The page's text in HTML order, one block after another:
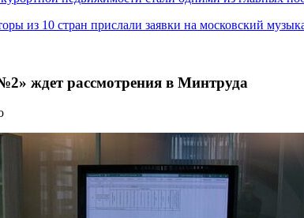
из 10 стран прислали заявки на московский
ждет рассмотрения в Минтруда